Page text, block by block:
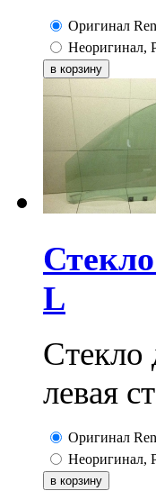
Оригинал
Неоригинал,
L
Стекло
левая
Оригинал
Неоригинал,